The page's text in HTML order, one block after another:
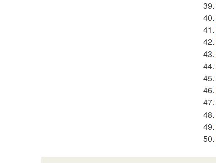
39.
40.
41.
42.
43.
44.
45.
46.
47.
48.
49.
50.